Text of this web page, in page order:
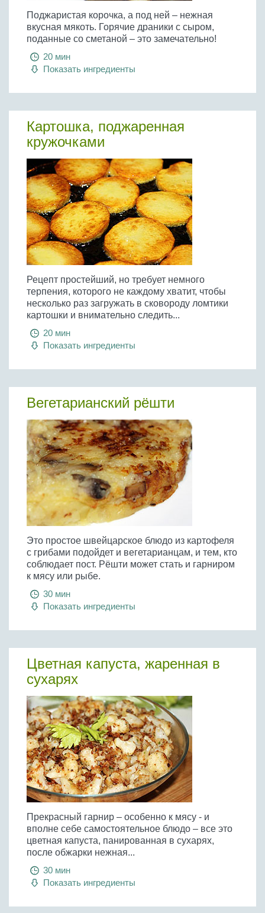
Поджаристая корочка, а под ней – нежная
вкусная мякоть. Горячие драники с сыром,
поданные со сметаной – это замечательно!
20 мин
Показать ингредиенты
Картошка, поджаренная
кружочками
Рецепт простейший, но требует немного
терпения, которого не каждому хватит, чтобы
несколько раз загружать в сковороду ломтики
картошки и внимательно следить...
20 мин
Показать ингредиенты
Вегетарианский рёшти
Это простое швейцарское блюдо из картофеля
с грибами подойдет и вегетарианцам, и тем, кто
соблюдает пост. Рёшти может стать и гарниром
к мясу или рыбе.
30 мин
Показать ингредиенты
Цветная капуста, жаренная в
сухарях
Прекрасный гарнир – особенно к мясу - и
вполне себе самостоятельное блюдо – все это
цветная капуста, панированная в сухарях,
после обжарки нежная...
30 мин
Показать ингредиенты